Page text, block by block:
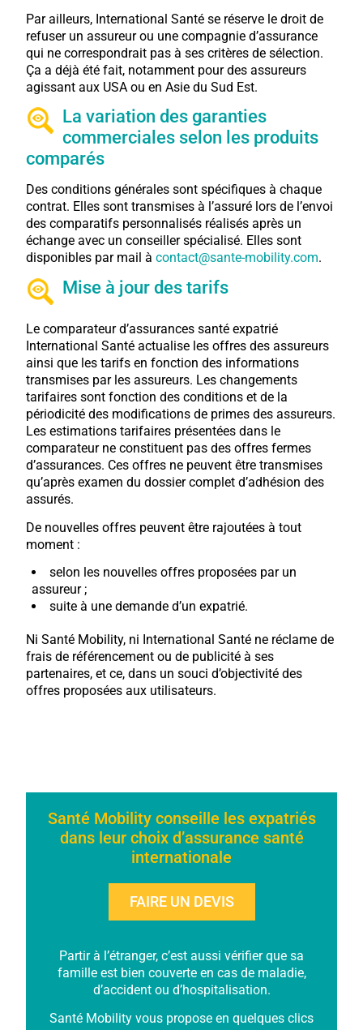
Par ailleurs, International Santé se réserve le droit de
refuser un assureur ou une compagnie d’assurance
qui ne correspondrait pas à ses critères de sélection.
Ça a déjà été fait, notamment pour des assureurs
agissant aux USA ou en Asie du Sud Est.
La variation des garanties
commerciales selon les produits
comparés
Des conditions générales sont spécifiques à chaque
contrat. Elles sont transmises à l’assuré lors de l’envoi
des comparatifs personnalisés réalisés après un
échange avec un conseiller spécialisé. Elles sont
disponibles par mail àcontact@sante-mobility.com.
Mise à jour des tarifs
Le comparateur d’assurances santé expatrié
International Santé actualise les offres des assureurs
ainsi que les tarifs en fonction des informations
transmises par les assureurs. Les changements
tarifaires sont fonction des conditions et de la
périodicité des modifications de primes des assureurs.
Les estimations tarifaires présentées dans le
comparateur ne constituent pas des offres fermes
d’assurances. Ces offres ne peuvent être transmises
qu’après examen du dossier complet d’adhésion des
assurés.
De nouvelles offres peuvent être rajoutées à tout
moment :
selon les nouvelles offres proposées par un
assureur ;
suite à une demande d’un expatrié.
Ni Santé Mobility, ni International Santé ne réclame de
frais de référencement ou de publicité à ses
partenaires, et ce, dans un souci d’objectivité des
offres proposées aux utilisateurs.
Santé Mobility conseille les expatriés
dans leur choix d’assurance santé
internationale
FAIRE UN DEVIS
Partir à l’étranger, c’est aussi vérifier que sa
famille est bien couverte en cas de maladie,
d’accident ou d’hospitalisation.
Santé Mobility vous propose en quelques clics